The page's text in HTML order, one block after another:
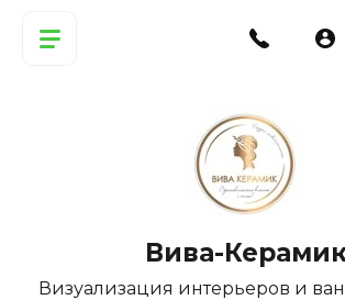
Вива-
Визуализация интерьеров и